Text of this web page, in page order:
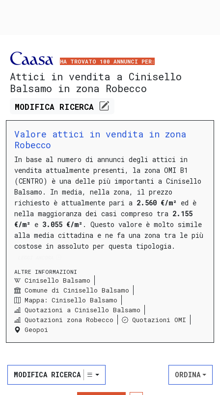
HA TROVATO 100 ANNUNCI PER:
Attici in vendita a Cinisello
Balsamo in zona Robecco
MODIFICA RICERCA
Valore attici in vendita in zona
Robecco
In base al numero di annunci degli attici in
vendita attualmente presenti, la zona OMI B1
(CENTRO) è una delle più importanti a Cinisello
Balsamo.
In media, nella zona, il prezzo
richiesto è attualmente pari a 2.560 €/m² ed è
nella maggioranza dei casi compreso tra 2.155
€/m² e 3.055 €/m² . Questo valore è molto simile
alla media cittadina e ne fa una zona tra le più
costose in assoluto per questa tipologia.
ALTRE INFORMAZIONI
Cinisello Balsamo
Comune di Cinisello Balsamo
Mappa: Cinisello Balsamo
Quotazioni a Cinisello Balsamo
Quotazioni zona Robecco
Quotazioni OMI
Geopoi
MODIFICA RICERCA ORDINA